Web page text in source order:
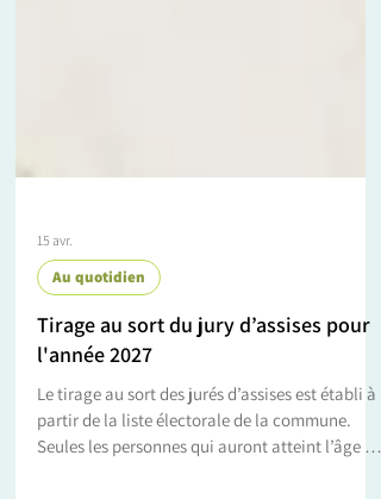
Au quotidien
Tirage au sort du jury d’assises pour
l'année 2027
Le tirage au sort des jurés d’assises est établi à